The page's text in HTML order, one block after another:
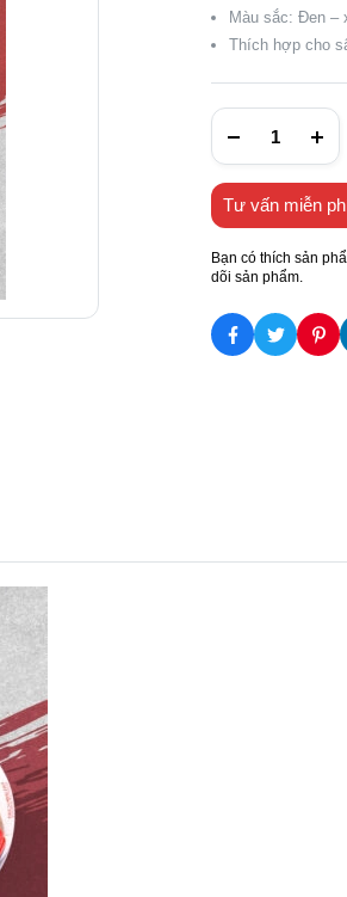
Màu sắc: Đen –
Thích hợp cho
Tư vấn miễn
Bạn có thích sản
dõi sản phẩm.